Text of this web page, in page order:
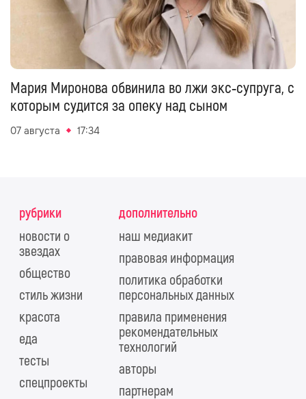
Мария Миронова обвинила во лжи экс‑супруга, с
которым судится за опеку над сыном
07 августа 17:34
рубрики
новости о
звездах
общество
стиль жизни
красота
еда
тесты
спецпроекты
дополнительно
наш медиакит
правовая информация
политика обработки
персональных данных
правила применения
рекомендательных
технологий
авторы
партнерам